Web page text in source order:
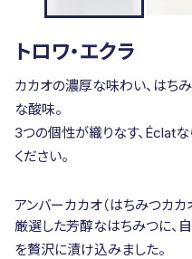
トロワ・エクラ
カカオの濃厚な味わい、はち
な酸味。
3つの個性が織りなす、Éclat
ください。
アンバーカカオ（はちみつカカ
厳選した芳醇なはちみつに、
を贅沢に漬け込みました。